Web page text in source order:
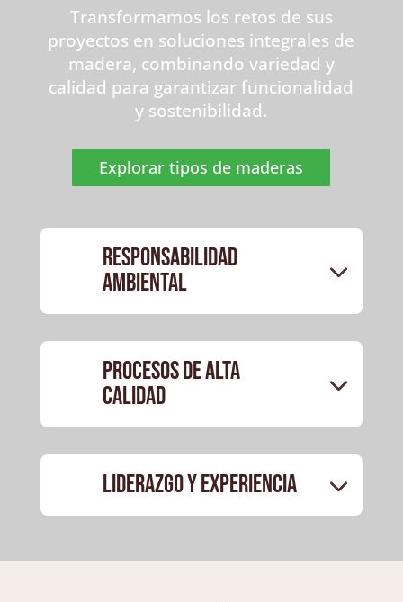
Transformamos los retos de sus
proyectos en soluciones integrales de
madera, combinando variedad y
calidad para garantizar funcionalidad
y sostenibilidad.
Explorar tipos de maderas
Responsabilidad
Ambiental
Procesos de Alta
Calidad
Liderazgo y experiencia